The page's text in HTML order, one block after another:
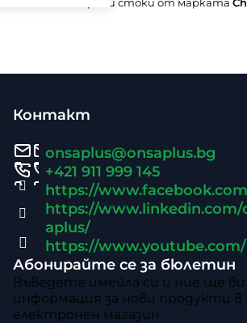
т
Контакт
onsaplus@onsaplus.bg
+421 911 999 145
https://
https://www.linkedin.com/
aplus/
https://www.youtube.com/
Абонирайте се за бюлетин
Въведете имейла си и ние ще
информация за нови продукти
електронен магазин.